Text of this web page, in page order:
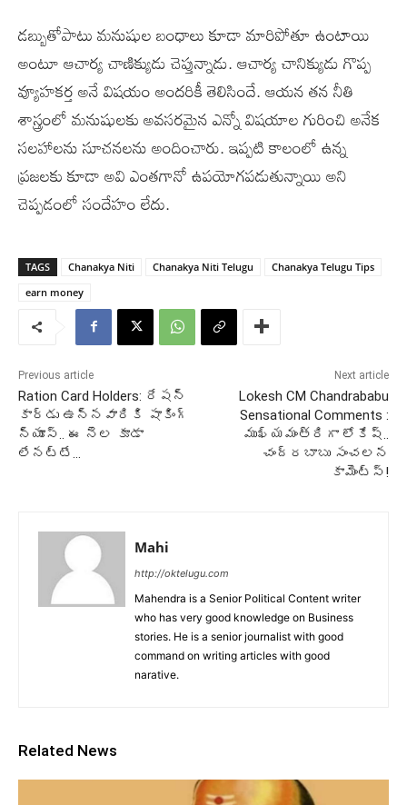
డబ్బుతోపాటు మనుషుల బంధాలు కూడా మారిపోతూ ఉంటాయి
అంటూ ఆచార్య చాణిక్యుడు చెప్తున్నాడు. ఆచార్య చానిక్యుడు గొప్ప
వ్యూహకర్త అనే విషయం అందరికీ తెలిసిందే. ఆయన తన నీతి
శాస్త్రంలో మనుషులకు అవసరమైన ఎన్నో విషయాల గురించి అనేక
సలహాలను సూచనలను అందించారు. ఇప్పటి కాలంలో ఉన్న
ప్రజలకు కూడా అవి ఎంతగానో ఉపయోగపడుతున్నాయి అని
చెప్పడంలో సందేహం లేదు.
TAGS Chanakya Niti Chanakya Niti Telugu
Chanakya Telugu Tips
earn money
Previous article
Ration Card Holders: రేషన్
కార్డు ఉన్నవారికి షాకింగ్
న్యూస్.. ఈ నెల కూడా
లేనట్టే…
Next article
Lokesh CM Chandrababu
Sensational Comments :
ముఖ్యమంత్రిగా లోకేష్..
చంద్రబాబు సంచలన
కామెంట్స్!
Mahi
http://oktelugu.com
Mahendra is a Senior Political Content writer
who has very good knowledge on Business
stories. He is a senior journalist with good
command on writing articles with good
narative.
Related News